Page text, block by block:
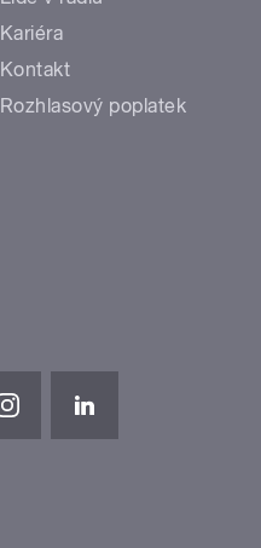
Kariéra
Kontakt
Rozhlasový poplatek